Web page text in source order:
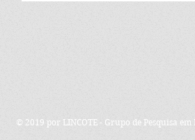
© 2019 por LINCOTE - Grupo de Pesquisa